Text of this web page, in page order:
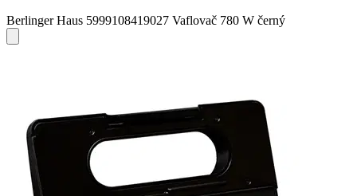
Berlinger Haus 5999108419027 Vaflovač 780 W černý